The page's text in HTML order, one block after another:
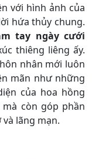
với hình ảnh của
hứa thủy chung.
tay ngày cưới
thiêng liêng ấy.
nhân mới luôn
mãn như những
của hoa hồng
còn góp phần
lãng mạn.